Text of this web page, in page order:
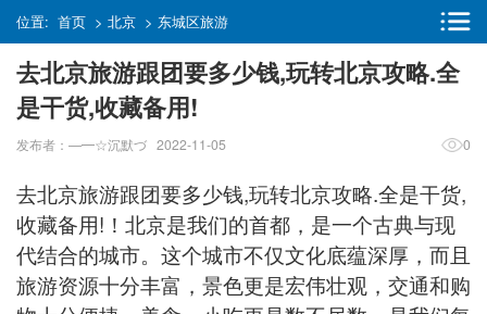
位置: 首页 > 北京 > 东城区旅游
去北京旅游跟团要多少钱,玩转北京攻略.全
是干货,收藏备用!
发布者：—━☆沉默づ 2022-11-05 0
去北京旅游跟团要多少钱,玩转北京攻略.全是干货,
收藏备用!！北京是我们的首都，是一个古典与现
代结合的城市。这个城市不仅文化底蕴深厚，而且
旅游资源十分丰富，景色更是宏伟壮观，交通和购